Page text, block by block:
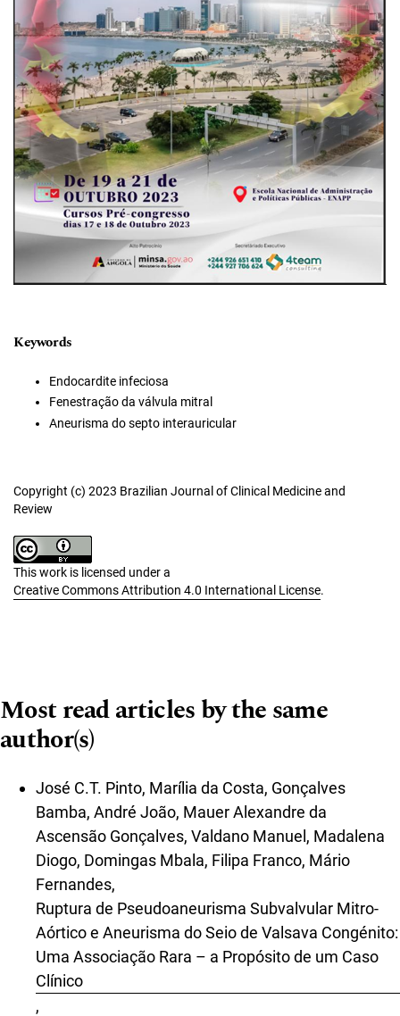
Keywords
Endocardite infeciosa
Fenestração da válvula mitral
Aneurisma do septo interauricular
Copyright (c) 2023 Brazilian Journal of Clinical Medicine and
Review
This work is licensed under a
Creative Commons Attribution 4.0 International License.
Most read articles by the same
author(s)
José C.T. Pinto, Marília da Costa, Gonçalves
Bamba, André João, Mauer Alexandre da
Ascensão Gonçalves, Valdano Manuel, Madalena
Diogo, Domingas Mbala, Filipa Franco, Mário
Fernandes,
Ruptura de Pseudoaneurisma Subvalvular Mitro-
Aórtico e Aneurisma do Seio de Valsava Congénito:
Uma Associação Rara – a Propósito de um Caso
Clínico
,